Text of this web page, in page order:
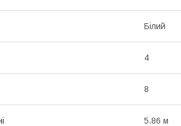
Білий
4
8
5.86 м